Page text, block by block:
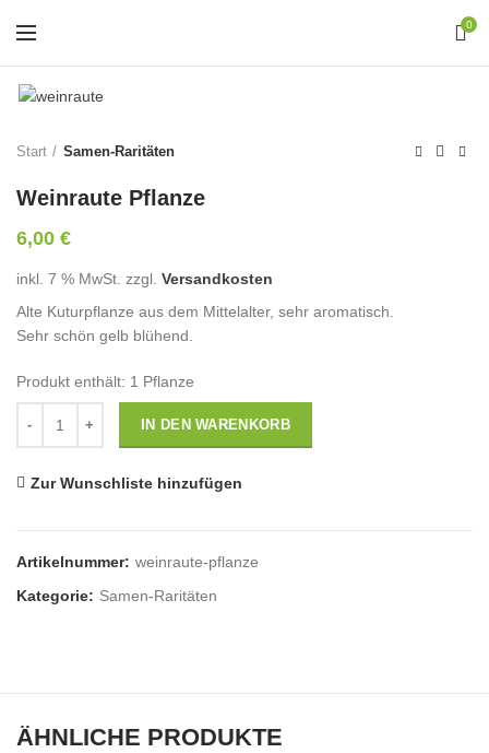
0
Start Samen-Raritäten
Weinraute Pflanze
6,00 €
inkl. 7 % MwSt. zzgl. Versandkosten
Alte Kuturpflanze aus dem Mittelalter, sehr aromatisch.
Sehr schön gelb blühend.
Produkt enthält: 1 Pflanze
IN DEN WARENKORB
Zur Wunschliste hinzufügen
Artikelnummer: weinraute-pflanze
Kategorie: Samen-Raritäten
ÄHNLICHE PRODUKTE